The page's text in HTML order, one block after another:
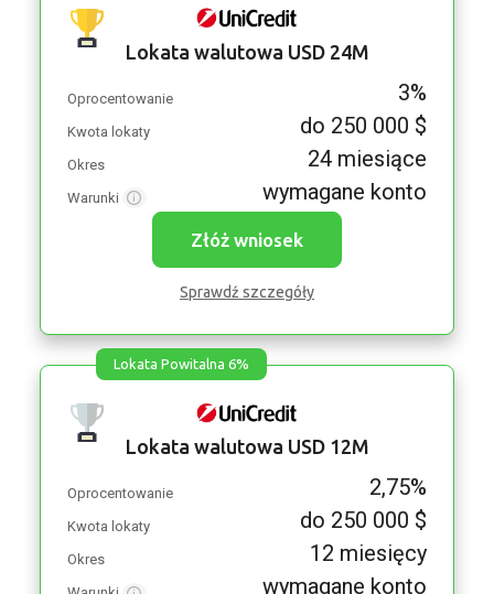
Lokata walutowa USD 24M
Oprocentowanie 3%
Kwota lokaty do 250 000 $
Okres 24 miesiące
Warunki wymagane konto
Złóż wniosek
Sprawdź szczegóły
Lokata Powitalna 6%
Lokata walutowa USD 12M
Oprocentowanie 2,75%
Kwota lokaty do 250 000 $
Okres 12 miesięcy
wymagane konto